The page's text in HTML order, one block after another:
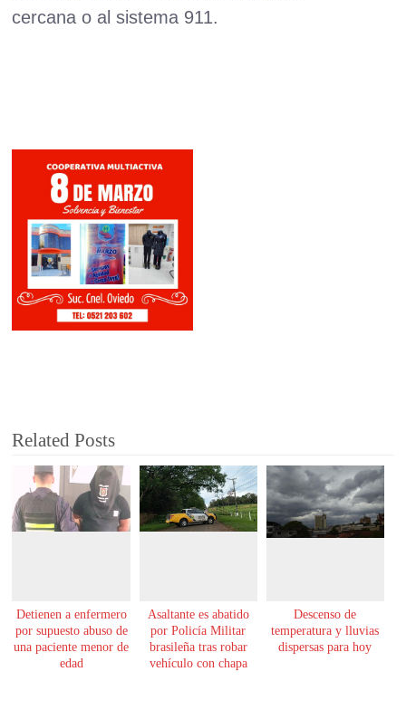
cercana o al sistema 911.
Related Posts
Detienen a enfermero
por supuesto abuso de
una paciente menor de
edad
Asaltante es abatido
por Policía Militar
brasileña tras robar
vehículo con chapa
Descenso de
temperatura y lluvias
dispersas para hoy